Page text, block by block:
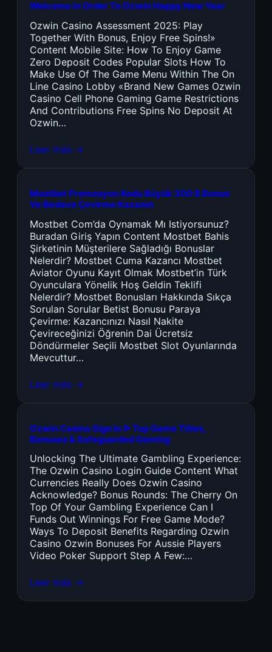
Welcome In Order To Ozwin Happy New Year
Ozwin Casino Assessment 2025: Play
Together With Bonus, Enjoy Free Spins!»
Content Mobile Site: How To Enjoy Game
Zero Deposit Codes Popular Slots How To
Make Use Of The Game Menu Within The On
Line Casino Lobby «Brand New Games Ozwin
Casino Cell Phone Gaming Game Restrictions
And Contributions Free Spins No Deposit At
Ozwin…
Leer más →
Mostbet Promosyon Kodu Büyük 300 $ Bonus
Ve Bedava Çevirme Kazanın
Mostbet Com’da Oynamak Mı Istiyorsunuz?
Buradan Giriş Yapın Content Mostbet Bahis
Şirketinin Müşterilere Sağladığı Bonuslar
Nelerdir? Mostbet Cuma Kazancı Mostbet
Aviator Oyunu Kayıt Olmak Mostbet’in Türk
Oyunculara Yönelik Hoş Geldin Teklifi
Nelerdir? Mostbet Bonusları Hakkında Sıkça
Sorulan Sorular Betist Bonusu Paraya
Çevirme: Kazancınızı Nasıl Nakite
Çevireceğinizi Öğrenin Dai Ücretsiz
Döndürmeler Seçili Mostbet Slot Oyunlarında
Mevcuttur…
Leer más →
Ozwin Casino Sign In ᐉ Top Game Titles,
Bonuses & Safeguarded Gaming
Unlocking The Ultimate Gambling Experience:
The Ozwin Casino Login Guide Content What
Currencies Really Does Ozwin Casino
Acknowledge? Bonus Rounds: The Cherry On
Top Of Your Gambling Experience Can I
Funds Out Winnings For Free Game Mode?
Ways To Deposit Benefits Regarding Ozwin
Casino Ozwin Bonuses For Aussie Players
Video Poker Support Step A Few:…
Leer más →